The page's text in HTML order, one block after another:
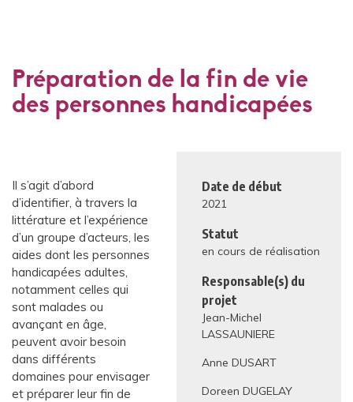
Préparation de la fin de vie
des personnes handicapées
Il s’agit d’abord
d’identifier, à travers la
littérature et l’expérience
d’un groupe d’acteurs, les
aides dont les personnes
handicapées adultes,
notamment celles qui
sont malades ou
avançant en âge,
peuvent avoir besoin
dans différents
domaines pour envisager
et préparer leur fin de
Date de début
2021
Statut
en cours de réalisation
Responsable(s) du
projet
Jean-Michel
LASSAUNIERE
Anne DUSART
Doreen DUGELAY